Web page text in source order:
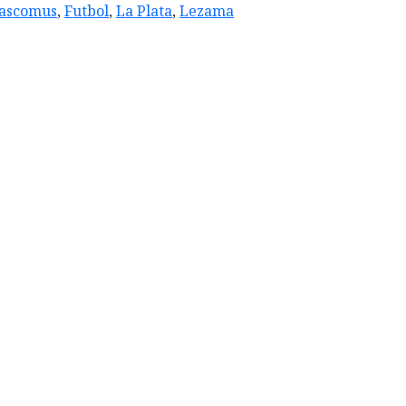
,Futbol,La Plata,Lezama